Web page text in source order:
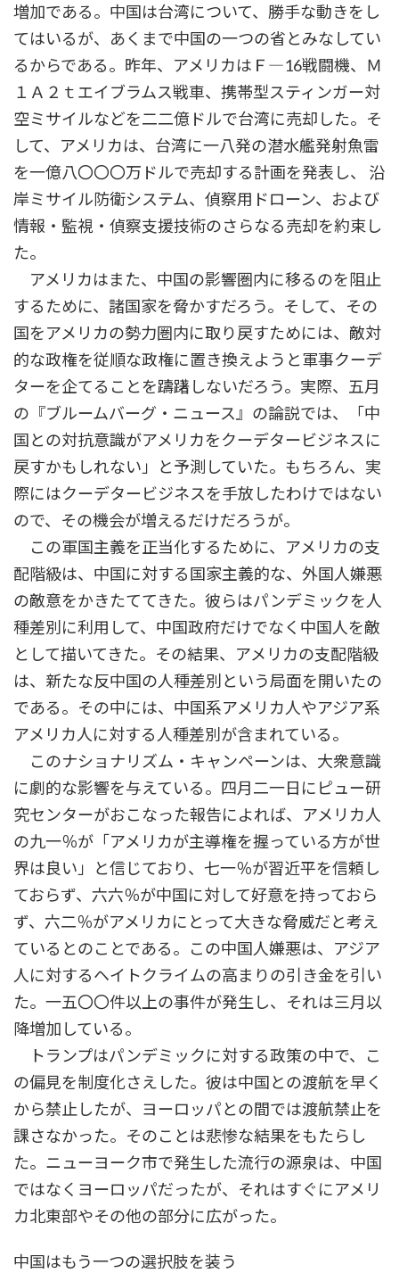
増加である。中国は台湾について、勝手な動きをし
てはいるが、あくまで中国の一つの省とみなしてい
るからである。昨年、アメリカはＦ―16戦闘機、Ｍ
１Ａ２ｔエイブラムス戦車、携帯型スティンガー対
空ミサイルなどを二二億ドルで台湾に売却した。そ
して、アメリカは、台湾に一八発の潜水艦発射魚雷
を一億八〇〇〇万ドルで売却する計画を発表し、 沿
岸ミサイル防衛システム、偵察用ドローン、および
情報・監視・偵察支援技術のさらなる売却を約束し
た。
アメリカはまた、中国の影響圏内に移るのを阻止
するために、諸国家を脅かすだろう。そして、その
国をアメリカの勢力圏内に取り戻すためには、敵対
的な政権を従順な政権に置き換えようと軍事クーデ
ターを企てることを躊躇しないだろう。実際、五月
の『ブルームバーグ・ニュース』の論説では、「中
国との対抗意識がアメリカをクーデタービジネスに
戻すかもしれない」と予測していた。もちろん、実
際にはクーデタービジネスを手放したわけではない
ので、その機会が増えるだけだろうが。
この軍国主義を正当化するために、アメリカの支
配階級は、中国に対する国家主義的な、外国人嫌悪
の敵意をかきたててきた。彼らはパンデミックを人
種差別に利用して、中国政府だけでなく中国人を敵
として描いてきた。その結果、アメリカの支配階級
は、新たな反中国の人種差別という局面を開いたの
である。その中には、中国系アメリカ人やアジア系
アメリカ人に対する人種差別が含まれている。
このナショナリズム・キャンペーンは、大衆意識
に劇的な影響を与えている。四月二一日にピュー研
究センターがおこなった報告によれば、アメリカ人
の九一％が「アメリカが主導権を握っている方が世
界は良い」と信じており、七一％が習近平を信頼し
ておらず、六六％が中国に対して好意を持っておら
ず、六二％がアメリカにとって大きな脅威だと考え
ているとのことである。この中国人嫌悪は、アジア
人に対するヘイトクライムの高まりの引き金を引い
た。一五〇〇件以上の事件が発生し、それは三月以
降増加している。
トランプはパンデミックに対する政策の中で、こ
の偏見を制度化さえした。彼は中国との渡航を早く
から禁止したが、ヨーロッパとの間では渡航禁止を
課さなかった。そのことは悲惨な結果をもたらし
た。ニューヨーク市で発生した流行の源泉は、中国
ではなくヨーロッパだったが、それはすぐにアメリ
カ北東部やその他の部分に広がった。
中国はもう一つの選択肢を装う